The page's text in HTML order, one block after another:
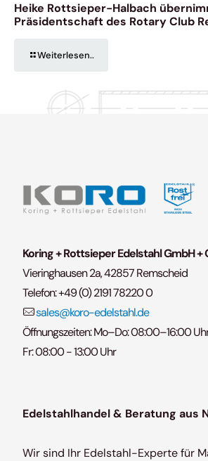
Heike Rottsieper-Halbach
Präsidentschaft des Rotary Club
Weiterlesen..
Koring + Rottsieper Edelstahl GmbH +
Vieringhausen 2a, 42857 Remscheid
Telefon:+49 (0) 2191 78220 0
sales@koro-edelstahl.de
Öffnungszeiten: Mo–Do: 08:00–16:00
Fr: 08:00 - 13:00 Uhr
Edelstahlhandel & Beratung aus
Wir sind Ihr Edelstahl-Experte für